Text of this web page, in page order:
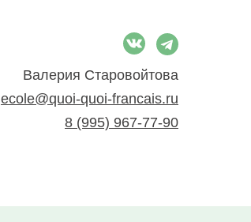
Валерия Старовойтова
ecole@quoi-quoi-francais.ru
8 (995) 967-77-90